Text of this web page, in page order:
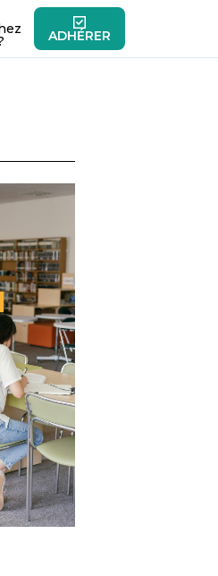
ADHÉRER
dérive
de
privé met